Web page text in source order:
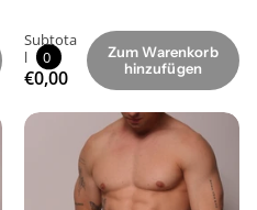
Subtota
l
0
€0,00
Zum Warenkorb
hinzufügen